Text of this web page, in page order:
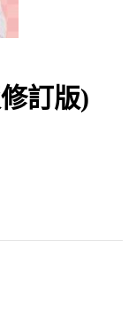
訂版)